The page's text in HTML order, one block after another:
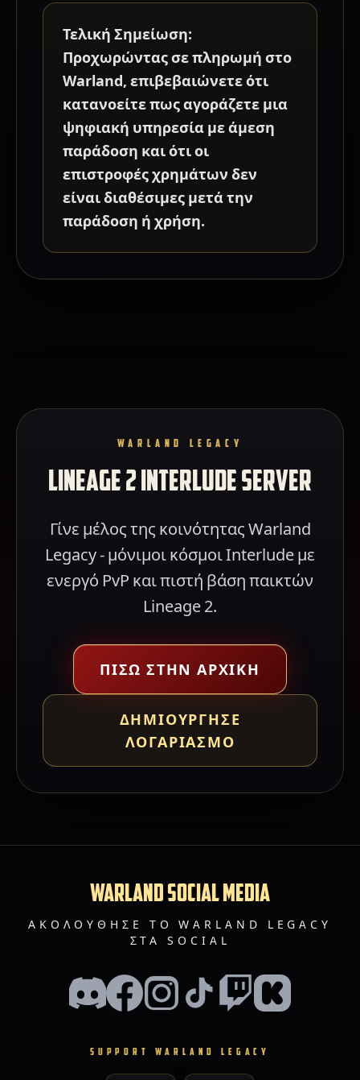
Τελική Σημείωση:
Προχωρώντας σε πληρωμή στο
Warland, επιβεβαιώνετε ότι
κατανοείτε πως αγοράζετε μια
ψηφιακή υπηρεσία με άμεση
παράδοση και ότι οι
επιστροφές χρημάτων δεν
είναι διαθέσιμες μετά την
παράδοση ή χρήση.
WARLAND LEGACY
LINEAGE 2 INTERLUDE SERVER
Γίνε μέλος της κοινότητας Warland
Legacy - μόνιμοι κόσμοι Interlude με
ενεργό PvP και πιστή βάση παικτών
Lineage 2.
ΠΊΣΩ ΣΤΗΝ ΑΡΧΙΚΉ
ΔΗΜΙΟΎΡΓΗΣΕ
ΛΟΓΑΡΙΑΣΜΌ
WARLAND SOCIAL MEDIA
ΑΚΟΛΟΎΘΗΣΕ ΤΟ WARLAND LEGACY
ΣΤΑ SOCIAL
SUPPORT WARLAND LEGACY